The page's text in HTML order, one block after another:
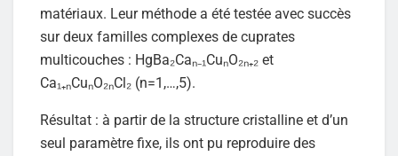
matériaux. Leur méthode a été testée avec succès
sur deux familles complexes de cuprates
multicouches : HgBa₂Caₙ₋₁CuₙO₂ₙ₊₂ et
Ca₁₊ₙCuₙO₂ₙCl₂ (n=1,…,5).
Résultat : à partir de la structure cristalline et d’un
seul paramètre fixe, ils ont pu reproduire des